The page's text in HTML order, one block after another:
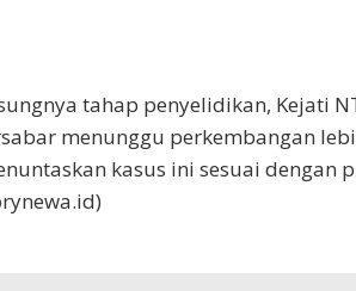
tahap penyelidikan, Kejati
menunggu perkembangan
kasus ini sesuai dengan